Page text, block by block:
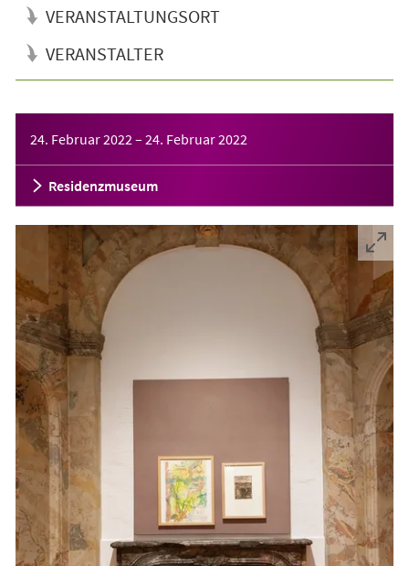
VERANSTALTUNGSORT
VERANSTALTER
24. Februar 2022 – 24. Februar 2022
Residenzmuseum